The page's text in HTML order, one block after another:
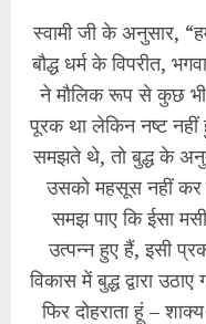
स्वामी जी के अनुसार,
बौद्ध धर्म के विपरीत,
ने मौलिक रूप से कुछ भी
पूरक था लेकिन नष्ट
समझते थे, तो बुद्ध के
उसको महसूस नहीं कर
समझ पाए कि ईसा
उत्पन्न हुए हैं, इसी
विकास में बुद्ध द्वारा
फिर दोहराता हूं –